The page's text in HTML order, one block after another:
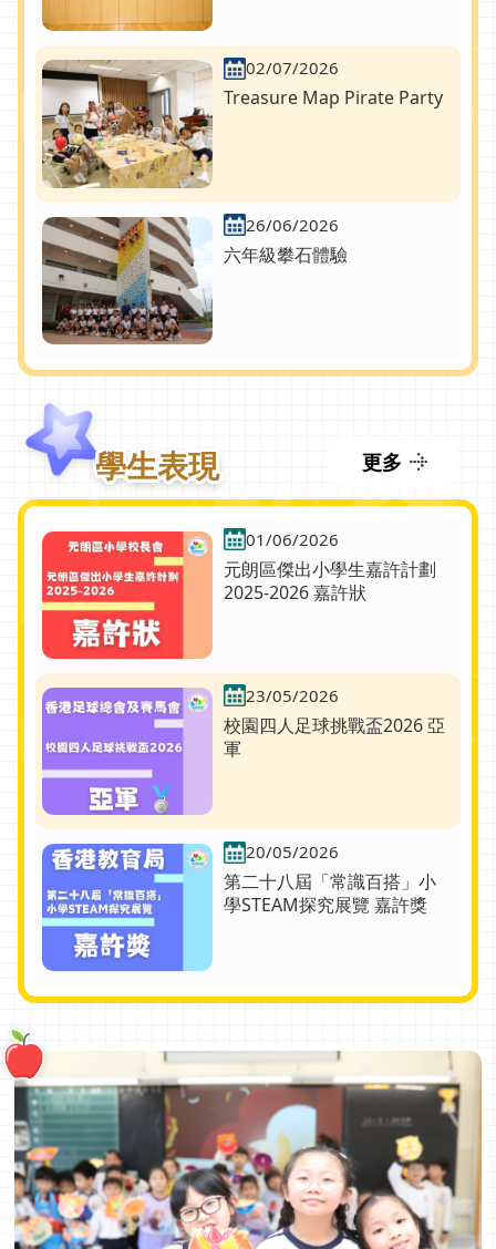
02/07/2026
Treasure Map Pirate Party
26/06/2026
六年級攀石體驗
學生表現
01/06/2026
元朗區傑出小學生嘉許計劃
2025-2026 嘉許狀
23/05/2026
校園四人足球挑戰盃2026 亞
軍
20/05/2026
第二十八屆「常識百搭」小
學STEAM探究展覽 嘉許獎
更多